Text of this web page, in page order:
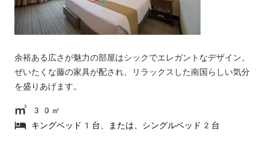
余裕ある広さが魅力の部屋はシックでエレガントなデザイン。
ぜいたくな藤の家具が配され、リラックスした南国らしい気分
を盛りあげます。
30㎡
キングベッド1台、または、シングルベッド2台